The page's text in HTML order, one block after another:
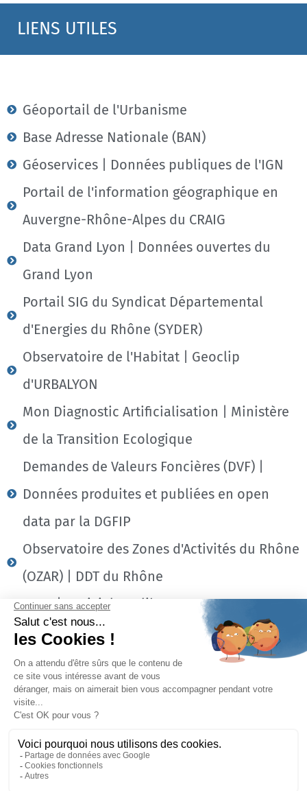
LIENS UTILES
Géoportail de l'Urbanisme
Base Adresse Nationale (BAN)
Géoservices | Données publiques de l'IGN
Portail de l'information géographique en
Auvergne-Rhône-Alpes du CRAIG
Data Grand Lyon | Données ouvertes du
Grand Lyon
Portail SIG du Syndicat Départemental
d'Energies du Rhône (SYDER)
Observatoire de l'Habitat | Geoclip
d'URBALYON
Mon Diagnostic Artificialisation | Ministère
de la Transition Ecologique
Demandes de Valeurs Foncières (DVF) |
Données produites et publiées en open
data par la DGFIP
Observatoire des Zones d'Activités du Rhône
(OZAR) | DDT du Rhône
QGIS | Logiciel SIG libre
Coordonnées du service SIG de la CCEL
📧 sig@ccel.fr